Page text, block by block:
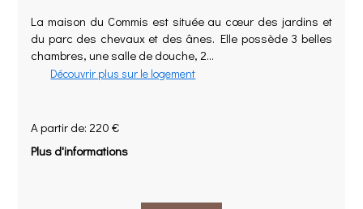
La maison du Commis est située au cœur des jardins et
du parc des chevaux et des ânes. Elle possède 3 belles
chambres, une salle de douche, 2...
Découvrir plus sur le logement
A partir de: 220 €
Plus d'informations